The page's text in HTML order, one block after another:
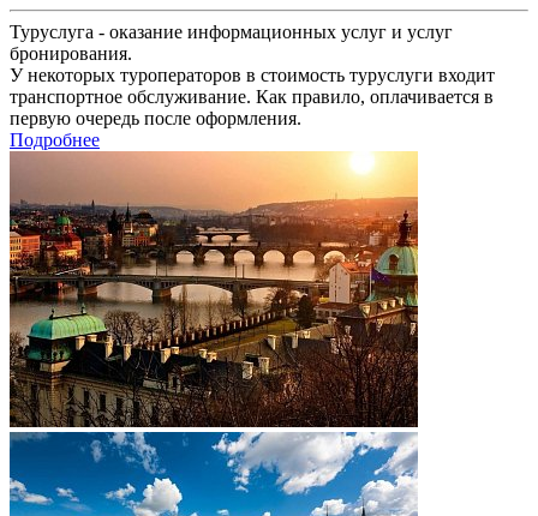
Туруслуга - оказание информационных услуг и услуг
бронирования.
У некоторых туроператоров в стоимость туруслуги входит
транспортное обслуживание. Как правило, оплачивается в
первую очередь после оформления.
Подробнее